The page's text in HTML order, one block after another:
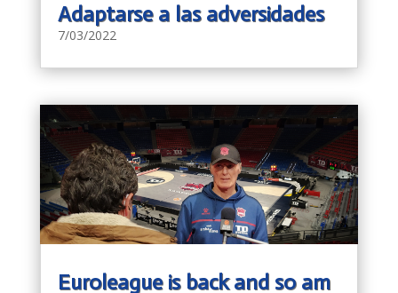
Adaptarse a las adversidades
7/03/2022
Euroleague is back and so am